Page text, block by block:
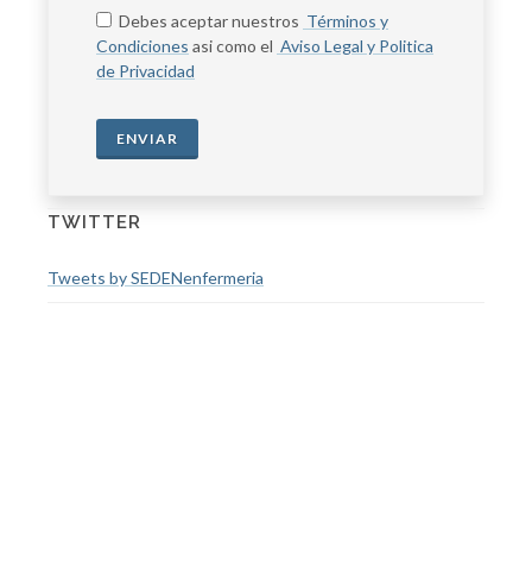
Debes aceptar nuestros Términos y
Condiciones asi como el Aviso Legal y Politica
de Privacidad
ENVIAR
TWITTER
Tweets by SEDENenfermeria